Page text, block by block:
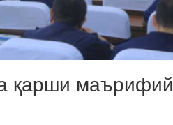
қарши маърифий